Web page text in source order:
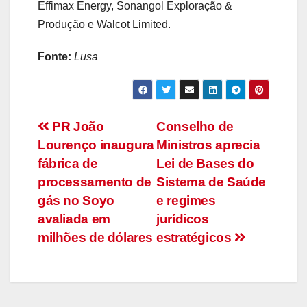
Effimax Energy, Sonangol Exploração &
Produção e Walcot Limited.
Fonte: Lusa
Navegação
de
artigos
Conselho de
Ministros aprecia
Lei de Bases do
Sistema de Saúde
e regimes
jurídicos
estratégicos
PR João
Lourenço inaugura
fábrica de
processamento de
gás no Soyo
avaliada em
milhões de dólares